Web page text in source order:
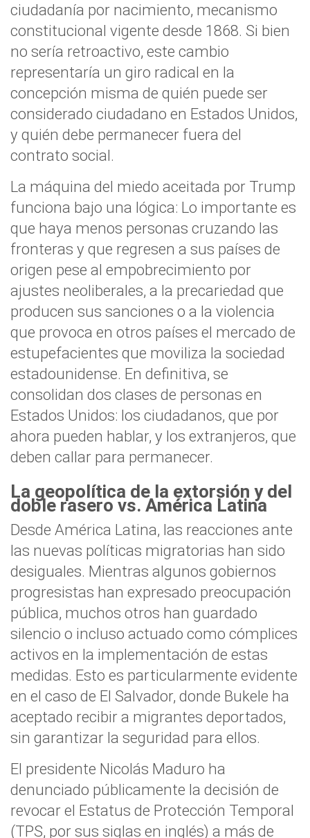
ciudadanía por nacimiento, mecanismo
constitucional vigente desde 1868. Si bien
no sería retroactivo, este cambio
representaría un giro radical en la
concepción misma de quién puede ser
considerado ciudadano en Estados Unidos,
y quién debe permanecer fuera del
contrato social.
La máquina del miedo aceitada por Trump
funciona bajo una lógica: Lo importante es
que haya menos personas cruzando las
fronteras y que regresen a sus países de
origen pese al empobrecimiento por
ajustes neoliberales, a la precariedad que
producen sus sanciones o a la violencia
que provoca en otros países el mercado de
estupefacientes que moviliza la sociedad
estadounidense. En definitiva, se
consolidan dos clases de personas en
Estados Unidos: los ciudadanos, que por
ahora pueden hablar, y los extranjeros, que
deben callar para permanecer.
La geopolítica de la extorsión y del
doble rasero vs. América Latina
Desde América Latina, las reacciones ante
las nuevas políticas migratorias han sido
desiguales. Mientras algunos gobiernos
progresistas han expresado preocupación
pública, muchos otros han guardado
silencio o incluso actuado como cómplices
activos en la implementación de estas
medidas. Esto es particularmente evidente
en el caso de El Salvador, donde Bukele ha
aceptado recibir a migrantes deportados,
sin garantizar la seguridad para ellos.
El presidente Nicolás Maduro ha
denunciado públicamente la decisión de
revocar el Estatus de Protección Temporal
(TPS, por sus siglas en inglés) a más de